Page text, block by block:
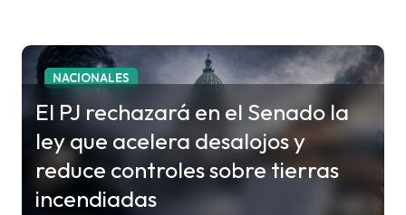
NACIONALES
El PJ rechazará en el Senado la
ley que acelera desalojos y
reduce controles sobre tierras
incendiadas